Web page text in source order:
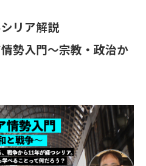
リア解説
勢入門～宗教・政治か